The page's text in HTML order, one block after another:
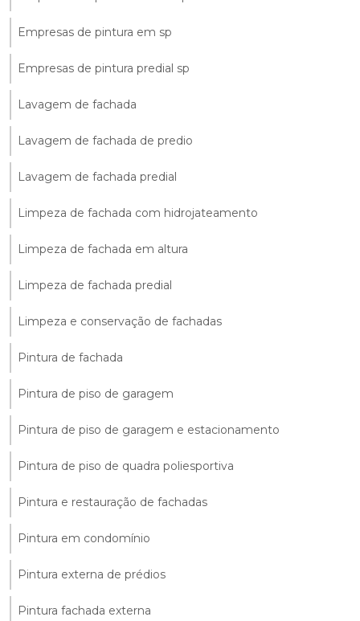
Empresas de pintura em sp
Empresas de pintura predial sp
Lavagem de fachada
Lavagem de fachada de predio
Lavagem de fachada predial
Limpeza de fachada com hidrojateamento
Limpeza de fachada em altura
Limpeza de fachada predial
Limpeza e conservação de fachadas
Pintura de fachada
Pintura de piso de garagem
Pintura de piso de garagem e estacionamento
Pintura de piso de quadra poliesportiva
Pintura e restauração de fachadas
Pintura em condomínio
Pintura externa de prédios
Pintura fachada externa